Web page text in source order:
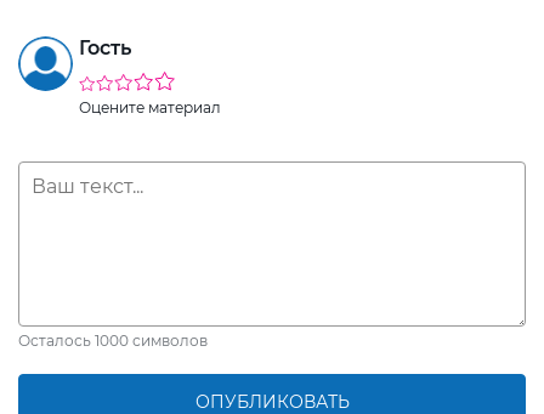
Гость
Оцените материал
Осталось 1000 символов
ОПУБЛИКОВАТЬ